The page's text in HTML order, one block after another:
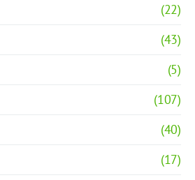
(22)
(43)
(5)
(107)
(40)
(17)